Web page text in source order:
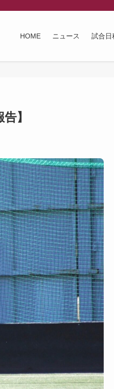
HOME ニュース 試合日
】